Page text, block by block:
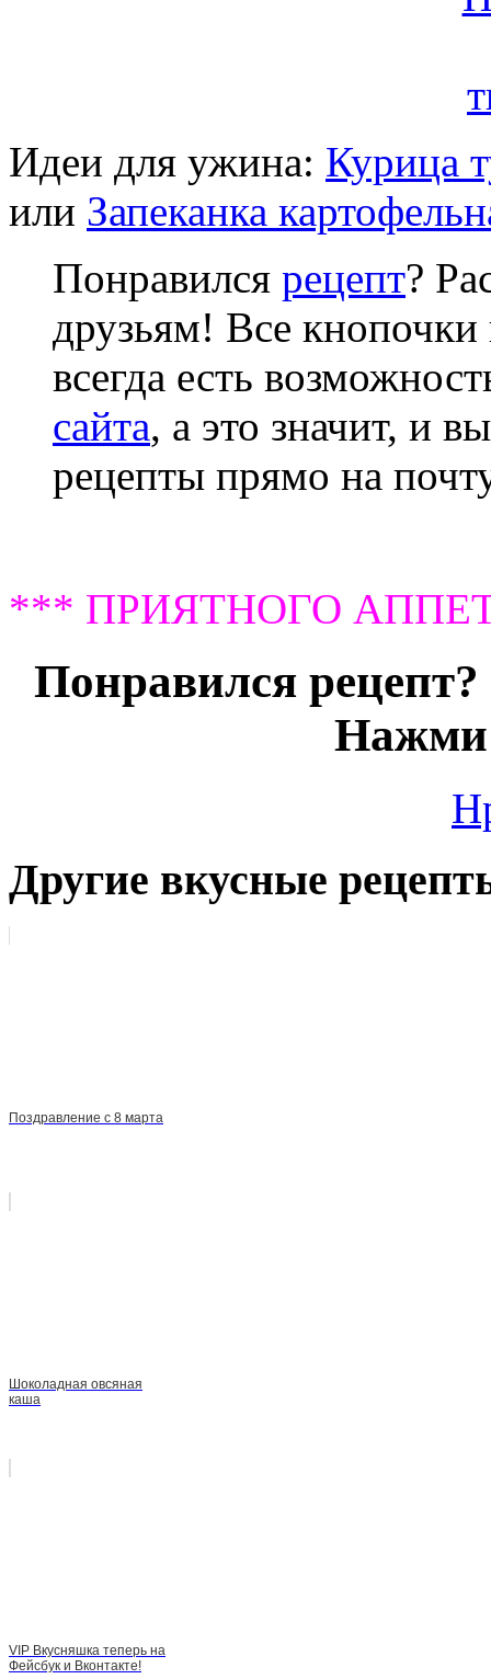
Идеи для ужина: Курица
или Запеканка
Понравился рецепт?
друзьям! Все кнопочки
всегда есть
сайта, а это значит, и
рецепты прямо на
*** ПРИЯТНОГО
Понравился
Нажми
Другие вкусные
Поздравление с 8 марта
Шоколадная овсяная
каша
VIP Вкусняшка теперь на
Фейсбук и Вконтакте!